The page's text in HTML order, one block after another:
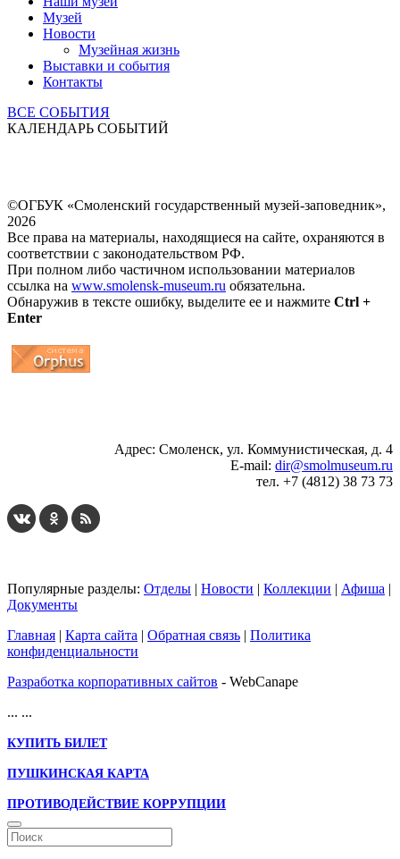
Музей
Новости
Музейная жизнь
Выставки и события
Контакты
ВСЕ СОБЫТИЯ
КАЛЕНДАРЬ СОБЫТИЙ
©ОГБУК «Смоленский государственный музей-заповедник»,
2026
Все права на материалы, находящиеся на сайте, охраняются в
соответствии с законодательством РФ.
При полном либо частичном использовании материалов
ссылка на www.smolensk-museum.ru обязательна.
Обнаружив в тексте ошибку, выделите ее и нажмите Ctrl +
Enter
Адрес: Смоленск, ул. Коммунистическая, д. 4
E-mail: dir@smolmuseum.ru
тел. +7 (4812) 38 73 73
Популярные разделы: Отделы | Новости | Коллекции | Афиша |
Документы
Главная | Карта сайта | Обратная связь | Политика
конфиденциальности
Разработка корпоративных сайтов - WebCanape
... ...
КУПИТЬ БИЛЕТ
ПУШКИНСКАЯ КАРТА
ПРОТИВОДЕЙСТВИЕ КОРРУПЦИИ